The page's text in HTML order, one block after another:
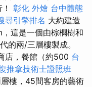
彰化 外燴 台中體態
尋引擎排名 大約建造
，這是一個由棕櫚樹和
的兩/三層樓製成。
店，餐館（約500 台
推拿技術士證照班
樓，45間客房的藝術